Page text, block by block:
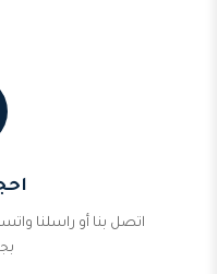
اتصل بنا أو راسلنا